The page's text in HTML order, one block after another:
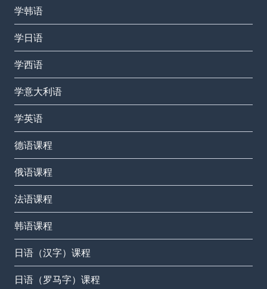
学韩语
学日语
学西语
学意大利语
学英语
德语课程
俄语课程
法语课程
韩语课程
日语（汉字）课程
日语（罗马字）课程